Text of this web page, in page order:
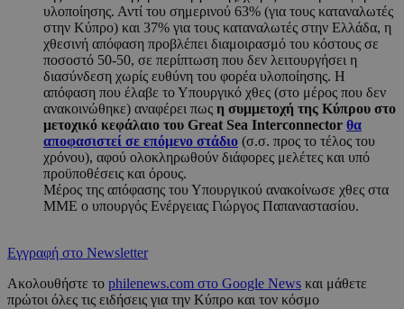
υλοποίησης. Αντί του σημερινού 63% (για τους καταναλωτές
στην Κύπρο) και 37% για τους καταναλωτές στην Ελλάδα, η
χθεσινή απόφαση προβλέπει διαμοιρασμό του κόστους σε
ποσοστό 50-50, σε περίπτωση που δεν λειτουργήσει η
διασύνδεση χωρίς ευθύνη του φορέα υλοποίησης. Η
απόφαση που έλαβε το Υπουργικό χθες (στο μέρος που δεν
ανακοινώθηκε) αναφέρει πως η συμμετοχή της Κύπρου στο
μετοχικό κεφάλαιο του Great Sea Interconnector θα
αποφασιστεί σε επόμενο στάδιο (σ.σ. προς το τέλος του
χρόνου), αφού ολοκληρωθούν διάφορες μελέτες και υπό
προϋποθέσεις και όρους.
Μέρος της απόφασης του Υπουργικού ανακοίνωσε χθες στα
ΜΜΕ ο υπουργός Ενέργειας Γιώργος Παπαναστασίου.
Εγγραφή στο Newsletter
Ακολουθήστε το philenews.com στο Google News και μάθετε
πρώτοι όλες τις ειδήσεις για την Κύπρο και τον κόσμο